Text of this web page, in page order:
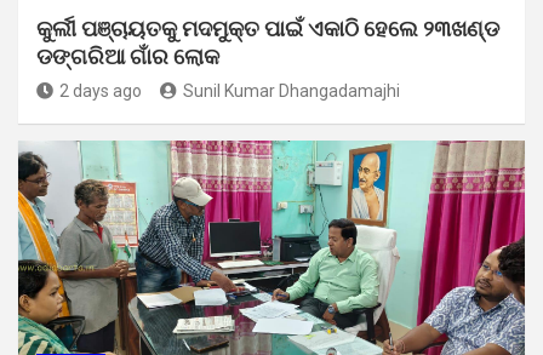
କୁର୍ଲୀ ପଞ୍ଚାୟତକୁ ମଦମୁକ୍ତ ପାଇଁ ଏକାଠି ହେଲେ ୨୩ଖଣ୍ଡ
ଡଙ୍ଗରିଆ ଗାଁର ଲୋକ
2 days ago Sunil Kumar Dhangadamajhi